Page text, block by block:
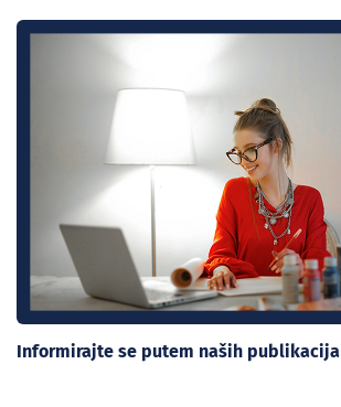
Informirajte se putem naših publikacija